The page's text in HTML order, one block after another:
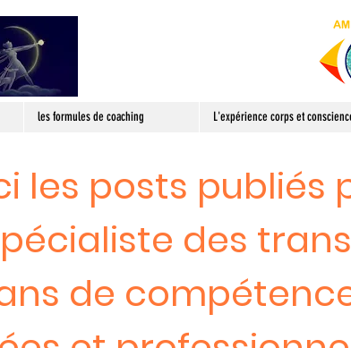
les formules de coaching L'expérience corps et
les posts publiés
des
de